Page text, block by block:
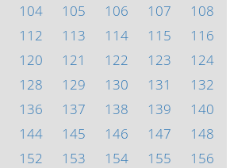
104 105 106 107
108
112 113 114 115
116
120 121 122 123
124
128 129 130 131
132
136 137 138 139
140
144 145 146 147
148
152 153 154 155
156